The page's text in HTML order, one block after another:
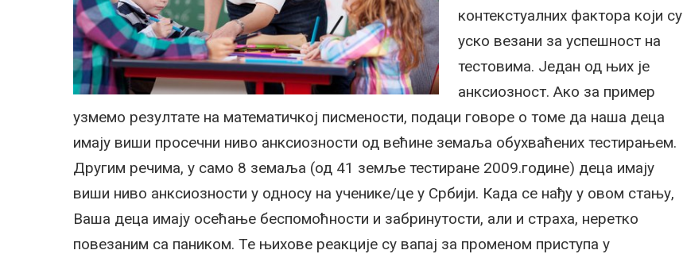
контекстуалних фактора који су
уско везани за успешност на
тестовима. Један од њих је
анксиозност. Ако за пример
узмемо резултате на математичкој писмености, подаци говоре о томе да наша деца
имају виши просечни ниво анксиозности од већине земаља обухваћених тестирањем.
Другим речима, у само 8 земаља (од 41 земље тестиране 2009.године) деца имају
виши ниво анксиозности у односу на ученике/це у Србији. Када се нађу у овом стању,
Ваша деца имају осећање беспомоћности и забринутости, али и страха, неретко
повезаним са паником. Те њихове реакције су вапај за променом приступа у